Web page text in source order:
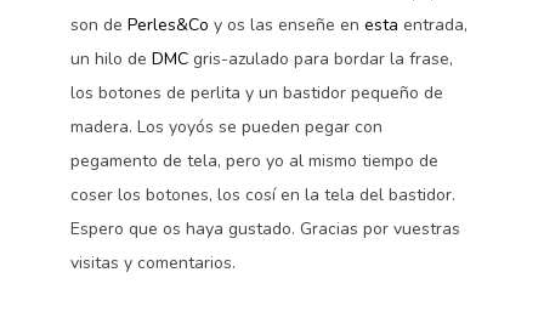
son de Perles&Co y os las enseñe en esta entrada,
un hilo de DMC gris-azulado para bordar la frase,
los botones de perlita y un bastidor pequeño de
madera. Los yoyós se pueden pegar con
pegamento de tela, pero yo al mismo tiempo de
coser los botones, los cosí en la tela del bastidor.
Espero que os haya gustado. Gracias por vuestras
visitas y comentarios.